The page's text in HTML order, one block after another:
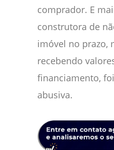
comprador. E
construtora de
imóvel no prazo,
recebendo
financiamento,
abusiva.